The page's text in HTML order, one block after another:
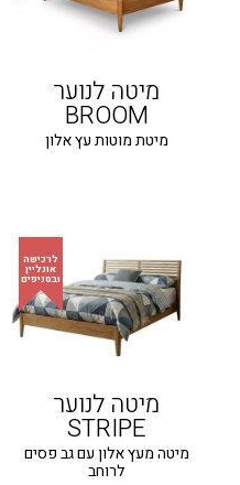
מיטה לנוער
BROOM
מיטת מוטות עץ אלון
מיטה לנוער
STRIPE
מיטה מעץ אלון עם גב פסים
לרוחב